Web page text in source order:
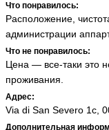
Что понравилось:
Расположение,
администрации
Что не понравилось:
Цена — все-таки это
проживания.
Адрес:
Via di San Severo 1c,
Дополнительная